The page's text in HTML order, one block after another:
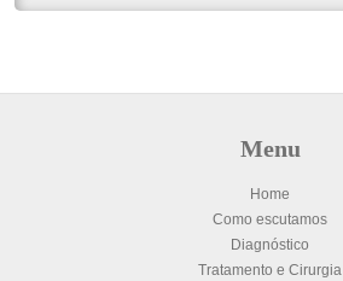
Menu
Home
Como escutamos
Diagnóstico
Tratamento e Cirurgia